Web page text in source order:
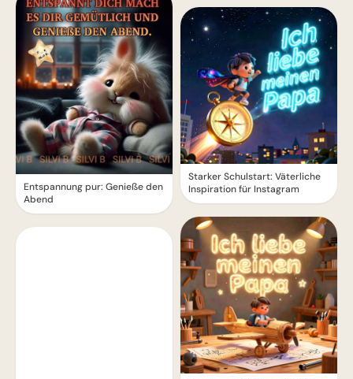
Entspannung pur: Genieße den
Abend
Starker Schulstart: Väterliche
Inspiration für Instagram